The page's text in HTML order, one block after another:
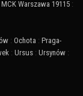
MCK Warszawa 19115 :
: Ochota : Praga-
: Ursus : Ursynów :